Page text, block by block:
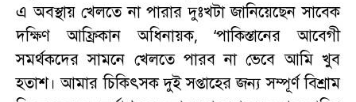
এ অবস্থায় খেলতে না পারার দুঃখটা জানিয়েছেন সাবেক
দক্ষিণ আফ্রিকান অধিনায়ক, ‘পাকিস্তানের আবেগী
সমর্থকদের সামনে খেলতে পারব না ভেবে আমি খুব
হতাশ। আমার চিকিৎসক দুই সপ্তাহের জন্য সম্পূর্ণ বিশ্রাম